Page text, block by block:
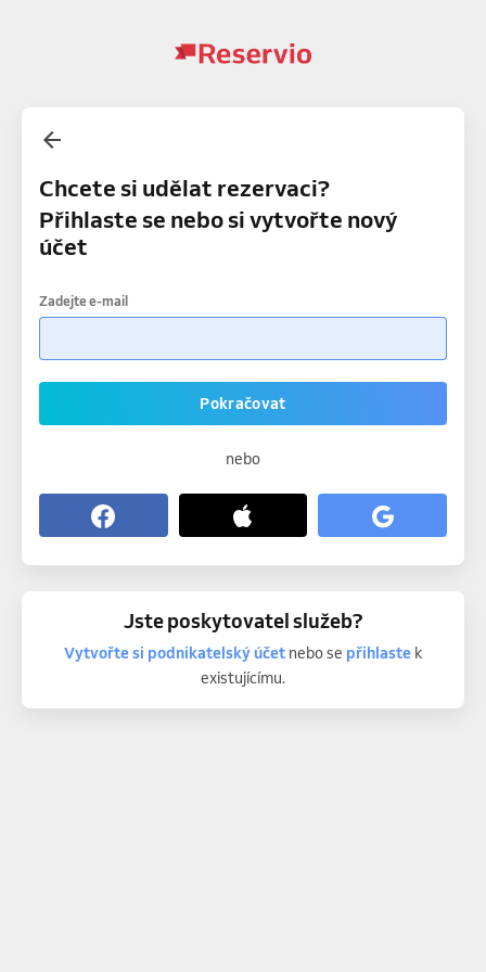
Chcete si udělat rezervaci?
Přihlaste se nebo si vytvořte nový
účet
Zadejte e-mail
Pokračovat
nebo
Jste poskytovatel služeb?
Vytvořte si podnikatelský účetnebo se přihlastek
existujícímu.